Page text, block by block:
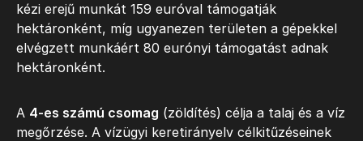
kézi erejű munkát 159 euróval támogatják
hektáronként, míg ugyanezen területen a gépekkel
elvégzett munkáért 80 eurónyi támogatást adnak
hektáronként.
A 4-es számú csomag (zöldítés) célja a talaj és a víz
megőrzése. A vízügyi keretirányelv célkitűzéseinek